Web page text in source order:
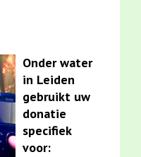
Onder water
in Leiden
gebruikt uw
donatie
specifiek
voor: